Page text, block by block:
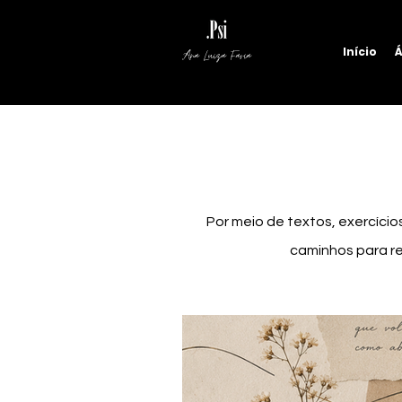
Ana Luiza Faria Início
Por meio de textos,
caminhos para